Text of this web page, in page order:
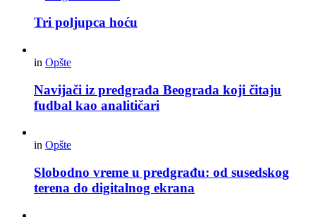
Tri poljupca hoću
in Opšte
Navijači iz predgrađa Beograda koji čitaju
fudbal kao analitičari
in Opšte
Slobodno vreme u predgrađu: od susedskog
terena do digitalnog ekrana